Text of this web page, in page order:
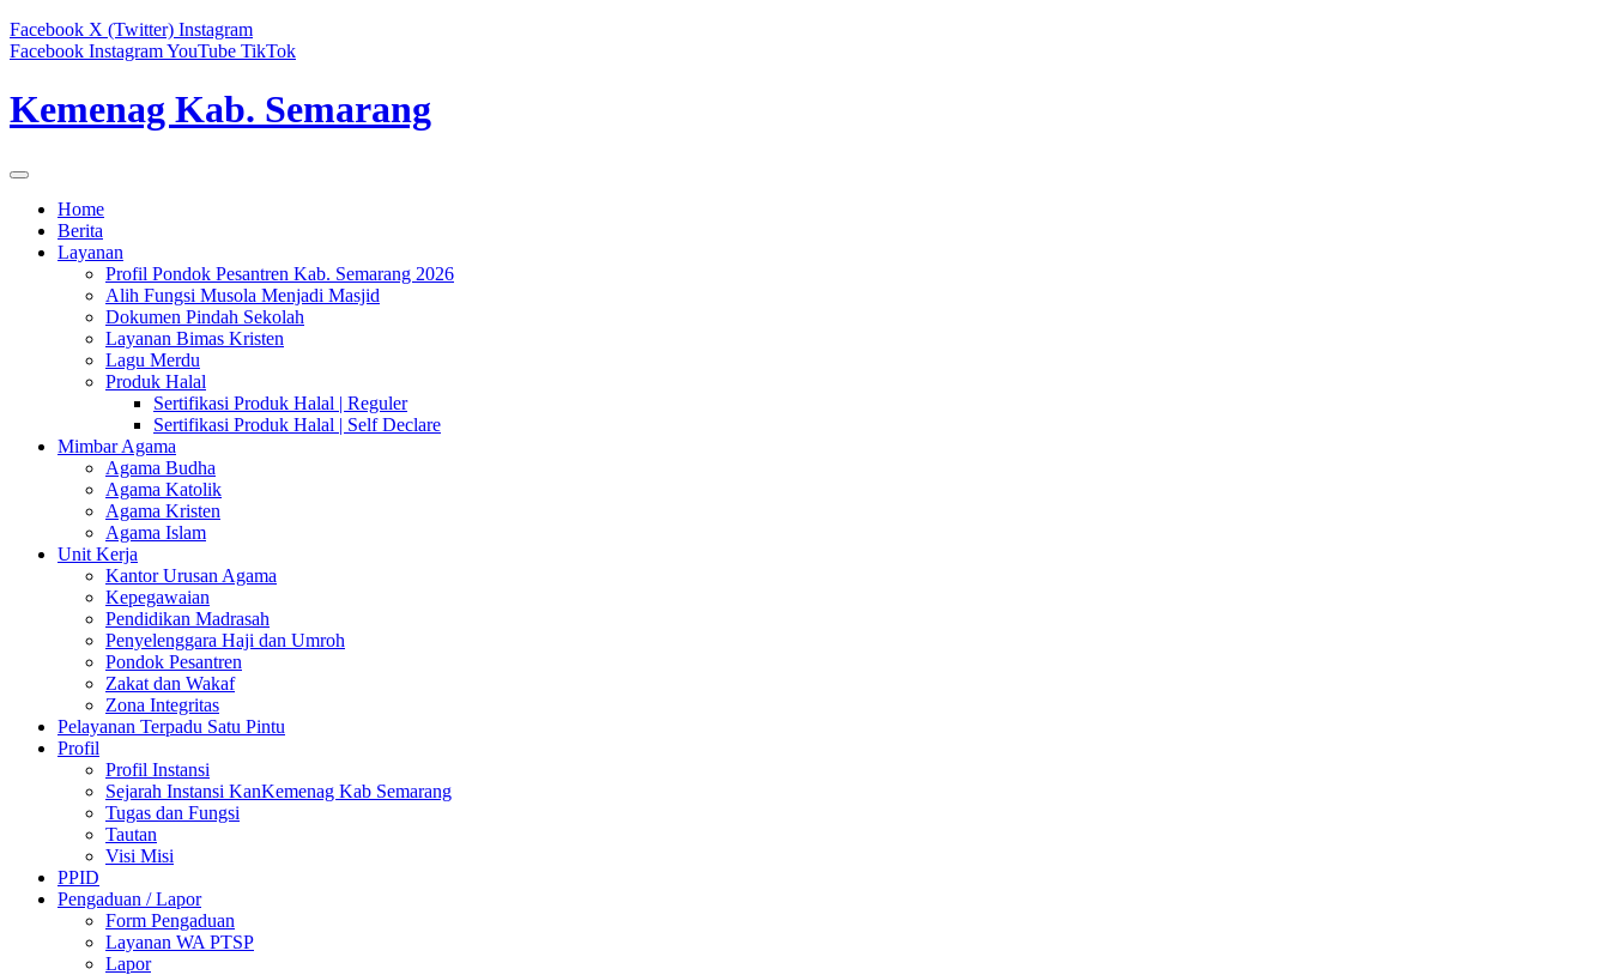
Facebook X (Twitter) Instagram
Facebook InstagramYouTube TikTok
Kemenag Kab. Semarang
Home
Berita
Layanan
Profil Pondok Pesantren Kab. Semarang 2026
Alih Fungsi Musola Menjadi Masjid
Dokumen Pindah Sekolah
Layanan Bimas Kristen
Lagu Merdu
Produk Halal
Sertifikasi Produk Halal | Reguler
Sertifikasi Produk Halal | Self Declare
Mimbar Agama
Agama Budha
Agama Katolik
Agama Kristen
Agama Islam
Unit Kerja
Kantor Urusan Agama
Kepegawaian
Pendidikan Madrasah
Penyelenggara Haji dan Umroh
Pondok Pesantren
Zakat dan Wakaf
Zona Integritas
Pelayanan Terpadu Satu Pintu
Profil
Profil Instansi
Sejarah Instansi KanKemenag Kab Semarang
Tugas dan Fungsi
Tautan
Visi Misi
PPID
Pengaduan / Lapor
Form Pengaduan
Layanan WA PTSP
Lapor